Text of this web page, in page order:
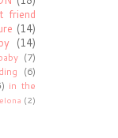
friend
(14)
(14)
(7)
(6)
in the
(2)